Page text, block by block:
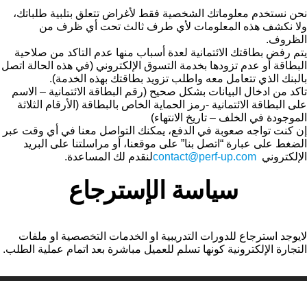
نحن نستخدم معلوماتك الشخصية فقط لأغراض تتعلق بتلبية طلباتك،
ولا نكشف هذه المعلومات لأي طرف ثالث تحت أي ظرف من
الظروف.
يتم رفض بطاقتك الائتمانية لعدة أسباب منها عدم التاكد من صلاحية
البطاقة أو عدم تزودها بخدمة التسوق الإلكتروني (في هذه الحالة اتصل
بالبنك الذي تتعامل معه واطلب تزويد بطاقتك بهذه الخدمة).
تاكد من ادخال البيانات بشكل صحيح (رقم البطاقة الائتمانية – الاسم
على البطاقة الائتمانية -رمز الحماية الخاص بالبطاقة (الأرقام الثلاثة
الموجودة في الخلف – تاريخ الانتهاء)
إن كنت تواجه صعوبة في الدفع، يمكنك التواصل معنا في أي وقت عبر
الضغط على عبارة “اتصل بنا” على موقعنا، أو مراسلتنا على البريد
الإلكتروني contact@perf-up.comلنقدم لك المساعدة.
سياسة الإسترجاع
لايوجد استرجاع للدورات التدريبية او الخدمات التخصصية او ملفات
التجارة الإلكترونية كونها تسلم للعميل مباشرة بعد اتمام عملية الطلب.